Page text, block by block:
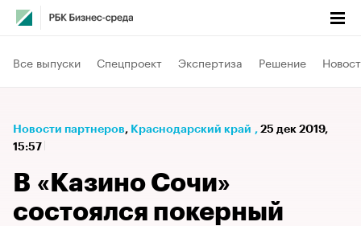
Все выпуски Спецпроект Экспертиза Решение
Новости партнеров⁠, Краснодарский край , 25 дек 2019,
15:57
В «Казино Сочи»
состоялся покерный